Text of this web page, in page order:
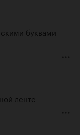
буквами
ленте